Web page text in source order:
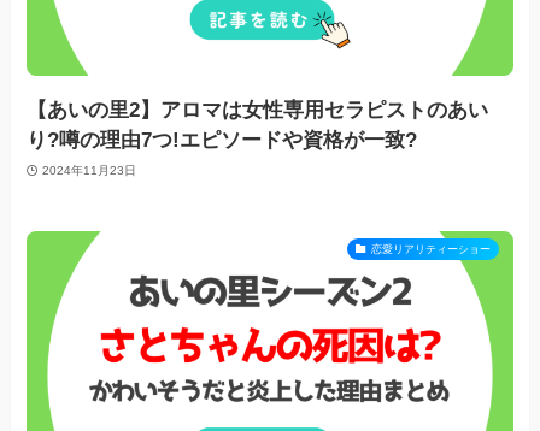
【あいの里2】アロマは女性専用セラピストのあい
り?噂の理由7つ!エピソードや資格が一致?
2024年11月23日
恋愛リアリティーショー